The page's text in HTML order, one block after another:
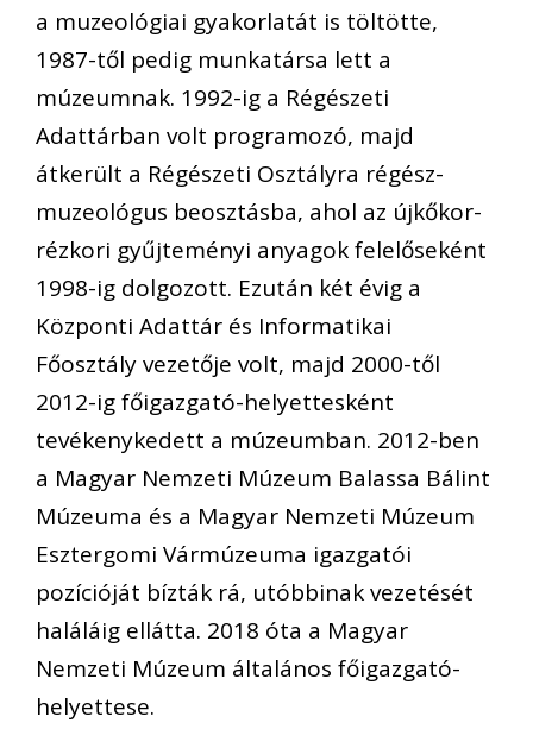
a muzeológiai gyakorlatát is töltötte,
1987-től pedig munkatársa lett a
múzeumnak. 1992-ig a Régészeti
Adattárban volt programozó, majd
átkerült a Régészeti Osztályra régész-
muzeológus beosztásba, ahol az újkőkor-
rézkori gyűjteményi anyagok felelőseként
1998-ig dolgozott. Ezután két évig a
Központi Adattár és Informatikai
Főosztály vezetője volt, majd 2000-től
2012-ig főigazgató-helyettesként
tevékenykedett a múzeumban. 2012-ben
a Magyar Nemzeti Múzeum Balassa Bálint
Múzeuma és a Magyar Nemzeti Múzeum
Esztergomi Vármúzeuma igazgatói
pozícióját bízták rá, utóbbinak vezetését
haláláig ellátta. 2018 óta a Magyar
Nemzeti Múzeum általános főigazgató-
helyettese.